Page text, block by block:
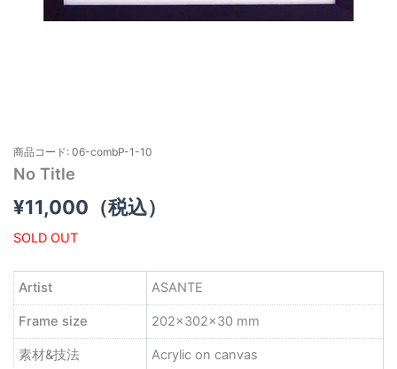
商品コード: 06-combP-1-10
No Title
¥11,000 （税込）
SOLD OUT
Artist ASANTE
Frame size 202×302×30 mm
素材&技法 Acrylic on canvas